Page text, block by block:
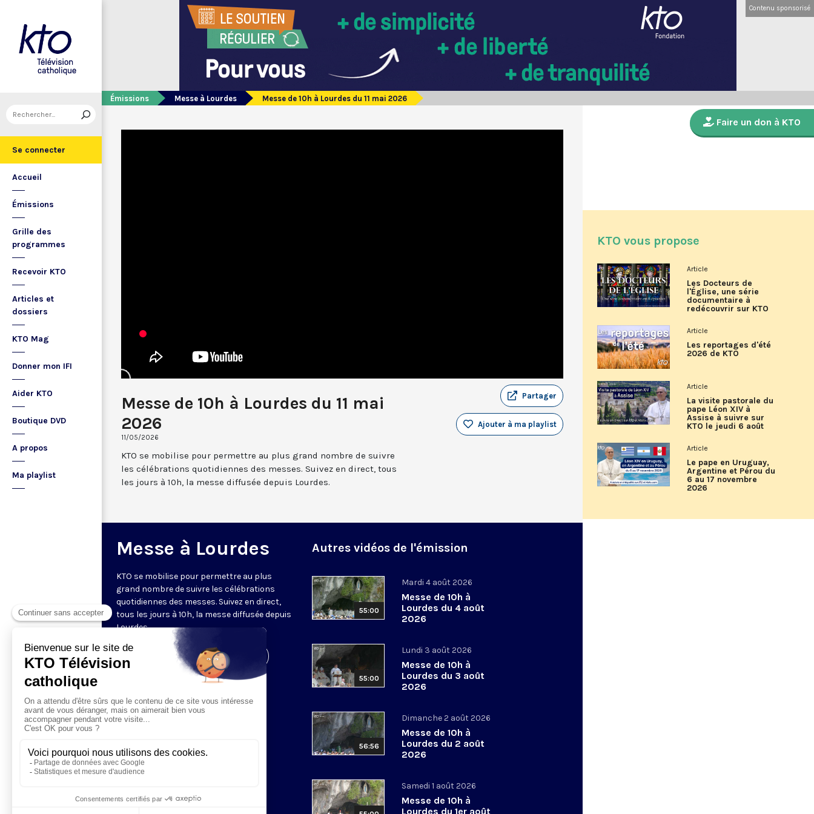
Se connecter
Accueil
Émissions
Grille des
programmes
Recevoir KTO
Articles et
dossiers
KTO Mag
Donner mon IFI
Aider KTO
Boutique DVD
A propos
Ma playlist
Contenu sponsorisé
Émissions Messe à Lourdes Messe de 10h à Lourdes du 11 mai 2026
Messe de 10h à Lourdes du 11 mai
2026
11/05/2026
Partager
Ajouter à ma playlist
KTO se mobilise pour permettre au plus grand nombre de suivre
les célébrations quotidiennes des messes. Suivez en direct, tous
les jours à 10h, la messe diffusée depuis Lourdes.
Messe à Lourdes
KTO se mobilise pour permettre au plus
grand nombre de suivre les célébrations
quotidiennes des messes. Suivez en direct,
tous les jours à 10h, la messe diffusée depuis
Lourdes.
Visiter la page de l'émission
Autres vidéos de l'émission
55:00
Mardi 4 août 2026
Messe de 10h à
Lourdes du 4 août
2026
55:00
Lundi 3 août 2026
Messe de 10h à
Lourdes du 3 août
2026
56:56
Dimanche 2 août 2026
Messe de 10h à
Lourdes du 2 août
2026
Samedi 1 août 2026
Messe de 10h à
Lourdes du 1er août
Faire un don à KTO
KTO vous propose
Article
Les Docteurs de
l'Église, une série
documentaire à
redécouvrir sur KTO
Article
Les reportages d'été
2026 de KTO
Article
La visite pastorale du
pape Léon XIV à
Assise à suivre sur
KTO le jeudi 6 août
Article
Le pape en Uruguay,
Argentine et Pérou du
6 au 17 novembre
2026